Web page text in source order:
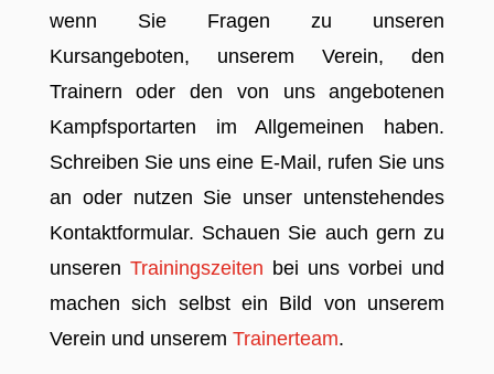
wenn Sie Fragen zu unseren
Kursangeboten, unserem Verein, den
Trainern oder den von uns angebotenen
Kampfsportarten im Allgemeinen haben.
Schreiben Sie uns eine E-Mail, rufen Sie uns
an oder nutzen Sie unser untenstehendes
Kontaktformular. Schauen Sie auch gern zu
unseren Trainingszeiten bei uns vorbei und
machen sich selbst ein Bild von unserem
Verein und unserem Trainerteam.